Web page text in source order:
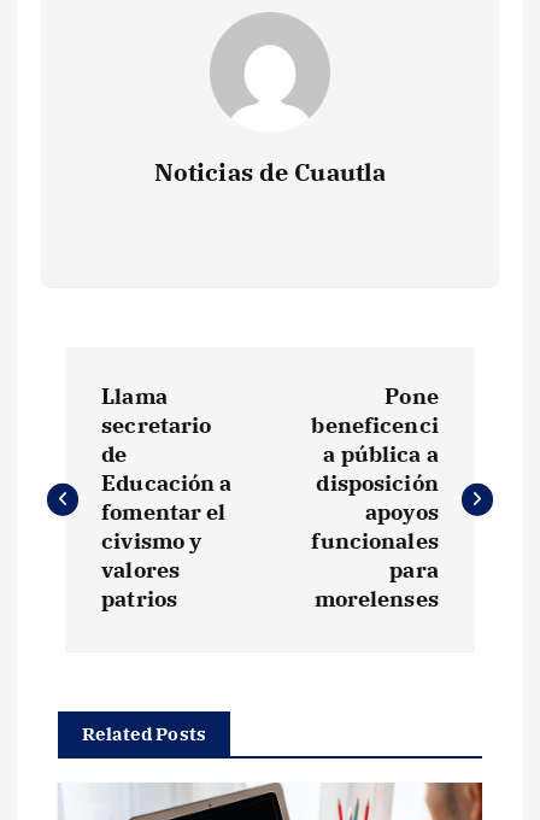
Noticias de Cuautla
v
c
Llama
secretario
de
Educación a
fomentar el
civismo y
valores
patrios
Pone
beneficenci
a pública a
disposición
apoyos
funcionales
para
morelenses
Related Posts